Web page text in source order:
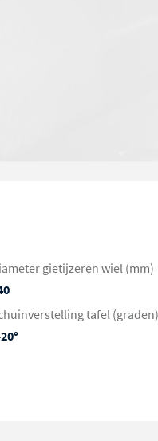
gietijzeren wiel (mm)
tafel (graden)